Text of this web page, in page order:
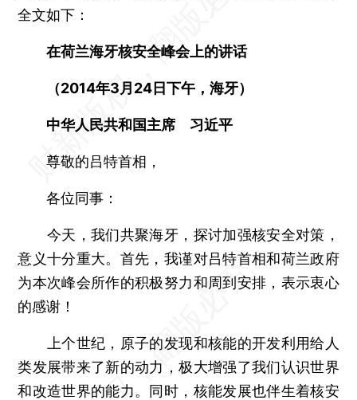
全文如下：
在荷兰海牙核安全峰会上的讲话
（2014年3月24日下午，海牙）
中华人民共和国主席 习近平
尊敬的吕特首相，
各位同事：
今天，我们共聚海牙，探讨加强核安全对策，
意义十分重大。首先，我谨对吕特首相和荷兰政府
为本次峰会所作的积极努力和周到安排，表示衷心
的感谢！
上个世纪，原子的发现和核能的开发利用给人
类发展带来了新的动力，极大增强了我们认识世界
和改造世界的能力。同时，核能发展也伴生着核安